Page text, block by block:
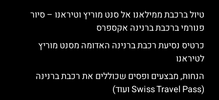
טיול ברכבת ממילאנו אל סנט מוריץ וטיראנו – סיור
פנורמי ברכבת ברנינה אקספרס
כרטיס נסיעת רכבת ברנינה האדומה מסנט מוריץ
לטיראנו
הנחות, מבצעים ופסים שכוללים את רכבת ברנינה
(Swiss Travel Pass ועוד)